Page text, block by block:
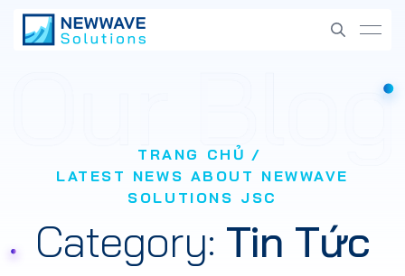
TRANG CHỦ
LATEST NEWS ABOUT NEWWAVE
SOLUTIONS JSC
Category: Tin Tức